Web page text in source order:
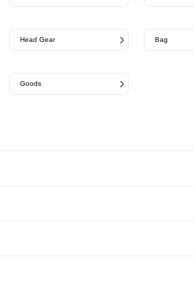
Head Gear Bag
Goods